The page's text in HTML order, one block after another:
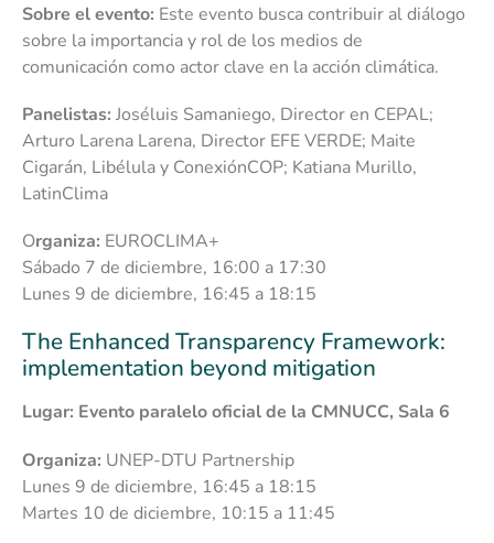
Sobre el evento: Este evento busca contribuir al diálogo
sobre la importancia y rol de los medios de
comunicación como actor clave en la acción climática.
Panelistas: Joséluis Samaniego, Director en CEPAL;
Arturo Larena Larena, Director EFE VERDE; Maite
Cigarán, Libélula y ConexiónCOP; Katiana Murillo,
LatinClima
Organiza: EUROCLIMA+
Sábado 7 de diciembre, 16:00 a 17:30
Lunes 9 de diciembre, 16:45 a 18:15
The Enhanced Transparency Framework:
implementation beyond mitigation
Lugar: Evento paralelo oficial de la CMNUCC, Sala 6
Organiza: UNEP-DTU Partnership
Lunes 9 de diciembre, 16:45 a 18:15
Martes 10 de diciembre, 10:15 a 11:45